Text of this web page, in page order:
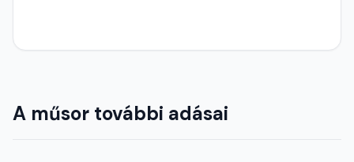
A műsor további adásai